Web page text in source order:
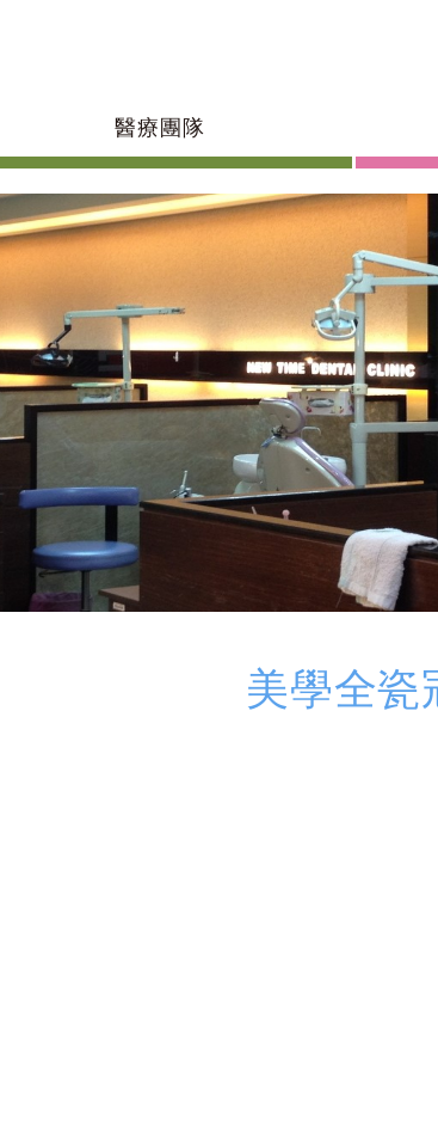
醫療團隊
美學全瓷